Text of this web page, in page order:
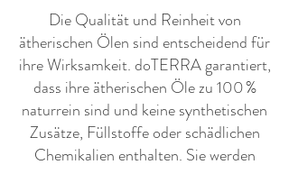
​Die Qualität und Reinheit von
ätherischen Ölen sind entscheidend für
ihre Wirksamkeit. doTERRA garantiert,
dass ihre ätherischen Öle zu 100 %
naturrein sind und keine synthetischen
Zusätze, Füllstoffe oder schädlichen
Chemikalien enthalten. Sie werden